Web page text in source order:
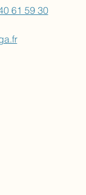
61 59 30